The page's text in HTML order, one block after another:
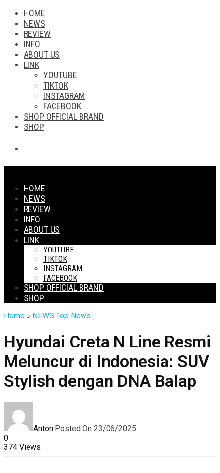
HOME
NEWS
REVIEW
INFO
ABOUT US
LINK
YOUTUBE
TIKTOK
INSTAGRAM
FACEBOOK
SHOP OFFICIAL BRAND
SHOP
HOME
NEWS
REVIEW
INFO
ABOUT US
LINK
YOUTUBE
TIKTOK
INSTAGRAM
FACEBOOK
SHOP OFFICIAL BRAND
SHOP
Home » NEWS Top News
Hyundai Creta N Line Resmi
Meluncur di Indonesia: SUV
Stylish dengan DNA Balap
Anton Posted On 23/06/2025
0
374 Views